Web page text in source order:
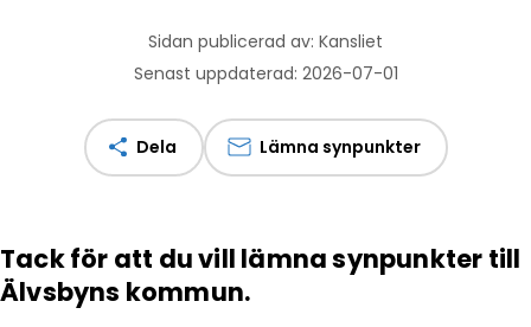
Sidan publicerad av: Kansliet
Senast uppdaterad: 2026-07-01
Dela Lämna synpunkter
Tack för att du vill lämna synpunkter till
Älvsbyns kommun.